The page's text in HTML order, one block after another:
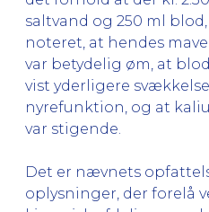
saltvand og 250 ml
noteret, at hendes
var betydelig øm, at
vist yderligere
nyrefunktion, og at
var stigende.
Det er nævnets
oplysninger, der forelå